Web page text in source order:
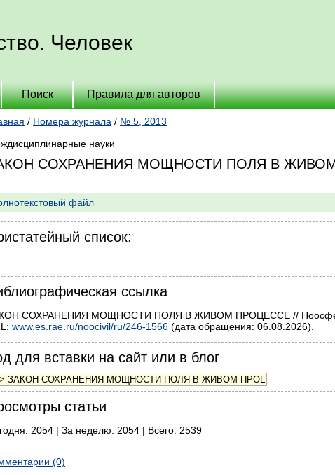
Человек
Поиск Правила для авторов
/ Номера журнала / № 5, 2013
науки
СОХРАНЕНИЯ МОЩНОСТИ ПОЛЯ В
файл
список:
ссылка
СОХРАНЕНИЯ МОЩНОСТИ ПОЛЯ В ЖИВОМ ПРОЦЕССЕ //
www.es.rae.ru/noocivil/ru/246-1566 (дата обращения: 06.08.2026).
для вставки на сайт или в блог
статьи
2054 | За неделю: 2054 | Всего: 2539
(0)